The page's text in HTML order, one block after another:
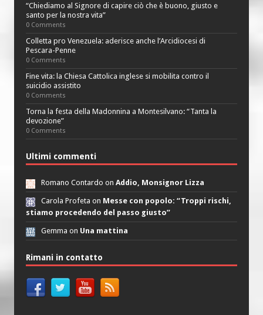
“Chiediamo al Signore di capire ciò che è buono, giusto e
santo per la nostra vita”
0 Comments
Colletta pro Venezuela: aderisce anche l’Arcidiocesi di
Pescara-Penne
0 Comments
Fine vita: la Chiesa Cattolica inglese si mobilita contro il
suicidio assistito
0 Comments
Torna la festa della Madonnina a Montesilvano: “Tanta la
devozione”
0 Comments
Ultimi commenti
Romano Contardo on Addio, Monsignor Lizza
Carola Profeta on Messe con popolo: “Troppi rischi,
stiamo procedendo del passo giusto”
Gemma on Una mattina
Rimani in contatto